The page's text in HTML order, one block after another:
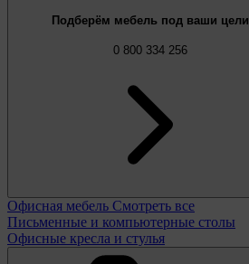
Подберём мебель под ваши цели
0 800 334 256
Офисная мебель Смотреть все
Письменные и компьютерные столы
Офисные кресла и стулья